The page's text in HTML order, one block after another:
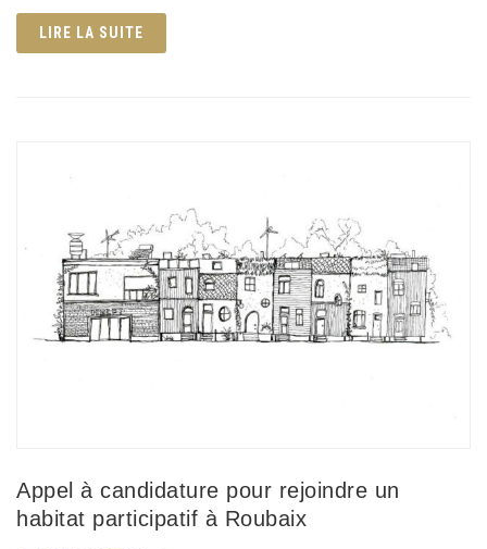
LIRE LA SUITE
Appel à candidature pour rejoindre un
habitat participatif à Roubaix